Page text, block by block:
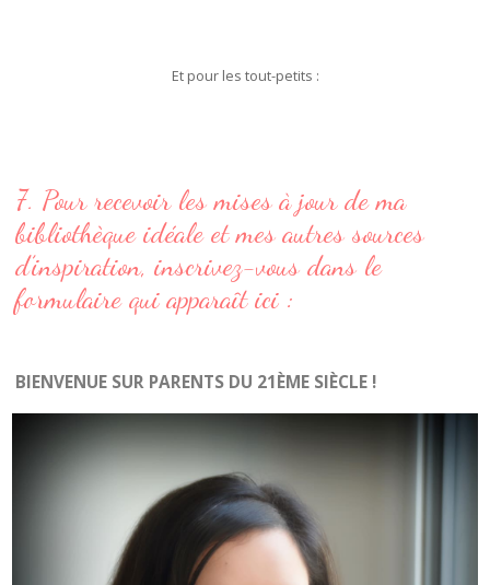
Et pour les tout-petits :
7. Pour recevoir les mises à jour de ma
bibliothèque idéale et mes autres sources
d’inspiration, inscrivez-vous dans le
formulaire qui apparaît ici :
BIENVENUE SUR PARENTS DU 21ÈME SIÈCLE !